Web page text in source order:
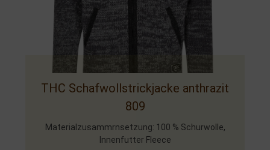
THC Schafwollstrickjacke anthrazit
809
Materialzusammrnsetzung: 100 % Schurwolle,
Innenfutter Fleece